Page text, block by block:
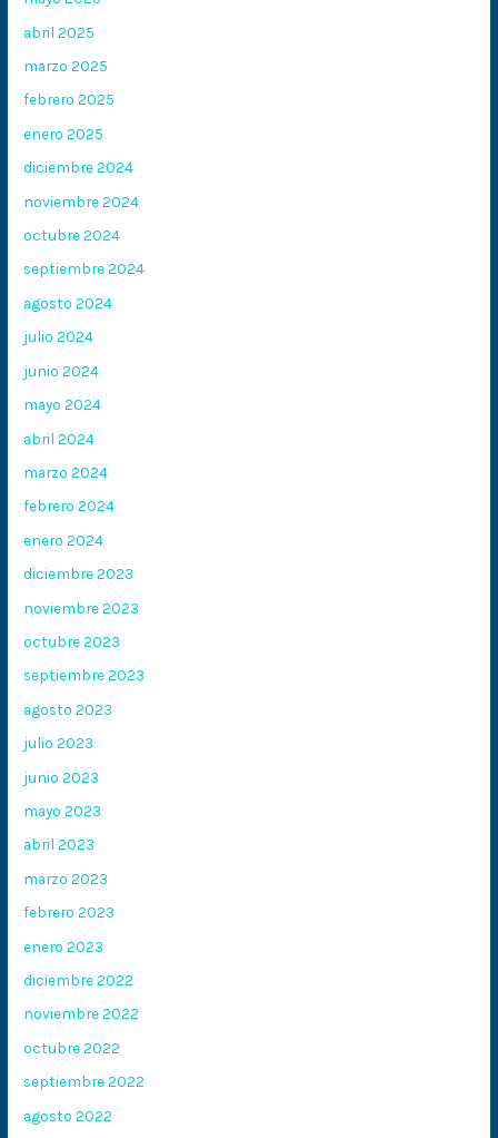
abril 2025
marzo 2025
febrero 2025
enero 2025
diciembre 2024
noviembre 2024
octubre 2024
septiembre 2024
agosto 2024
julio 2024
junio 2024
mayo 2024
abril 2024
marzo 2024
febrero 2024
enero 2024
diciembre 2023
noviembre 2023
octubre 2023
septiembre 2023
agosto 2023
julio 2023
junio 2023
mayo 2023
abril 2023
marzo 2023
febrero 2023
enero 2023
diciembre 2022
noviembre 2022
octubre 2022
septiembre 2022
agosto 2022